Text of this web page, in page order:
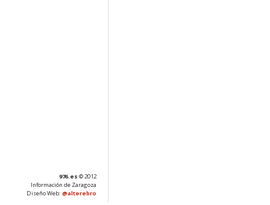
976.es © 2012
Información de Zaragoza
Diseño Web: @alterebro